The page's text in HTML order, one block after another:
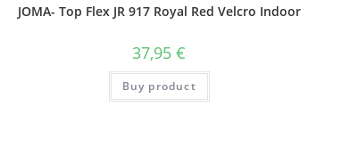
JOMA- Top Flex JR 917 Royal Red Velcro Indoor
37,95€
Buy product